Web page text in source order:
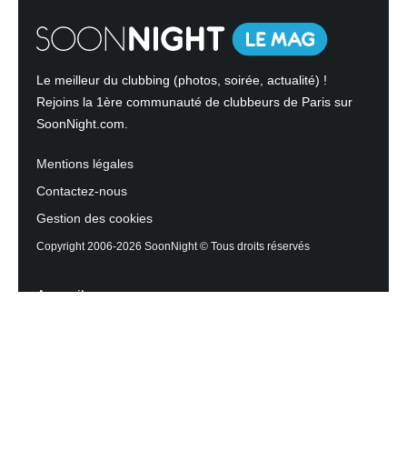
Le meilleur du clubbing (photos, soirée, actualité) !
Rejoins la 1ère communauté de clubbeurs de Paris sur
SoonNight.com.
Mentions légales
Contactez-nous
Gestion des cookies
Copyright 2006-2026 SoonNight © Tous droits réservés
Accueil